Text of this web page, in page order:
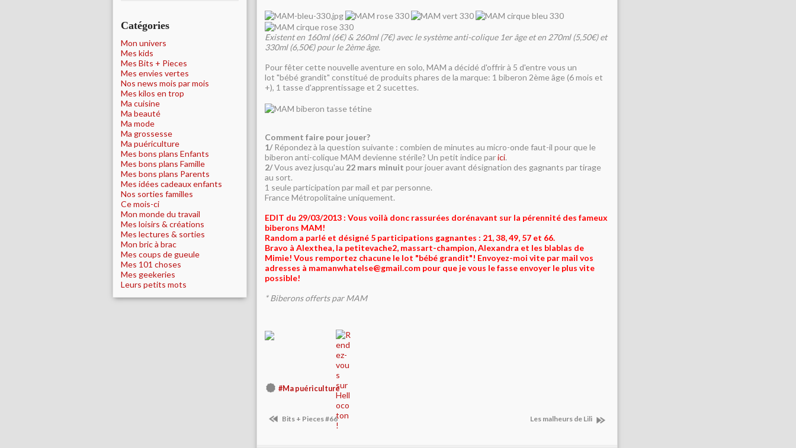
Catégories
Mon univers
Mes kids
Mes Bits + Pieces
Mes envies vertes
Nos news mois par mois
Mes kilos en trop
Ma cuisine
Ma beauté
Ma mode
Ma grossesse
Ma puériculture
Mes bons plans Enfants
Mes bons plans Famille
Mes bons plans Parents
Mes idées cadeaux enfants
Nos sorties familles
Ce mois-ci
Mon monde du travail
Mes loisirs & créations
Mes lectures & sorties
Mon bric à brac
Mes coups de gueule
Mes 101 choses
Mes geekeries
Leurs petits mots
Existent en 160ml (6€) & 260ml (7€) avec le système anti-colique 1er âge et en 270ml (5,50€) et
330ml (6,50€) pour le 2ème âge.
Pour fêter cette nouvelle aventure en solo, MAM a décidé d'offrir à 5 d'entre vous un
lot "bébé grandit" constitué de produits phares de la marque: 1 biberon 2ème âge (6 mois et
+), 1 tasse d'apprentissage et 2 sucettes.
Comment faire pour jouer?
1/Répondez à la question suivante : combien de minutes au micro-onde faut-il pour que le
biberon anti-colique MAM devienne stérile? Un petit indice parici.
2/Vous avez jusqu'au 22 mars minuit pour jouer avant désignation des gagnants par tirage
au sort.
1 seule participation par mail et par personne.
France Métropolitaine uniquement.
EDIT du 29/03/2013 : Vous voilà donc rassurées dorénavant sur la pérennité des fameux
biberons MAM!
Random a parlé et désigné 5 participations gagnantes : 21, 38, 49, 57 et 66.
Bravo à Alexthea, la petitevache2, massart-champion, Alexandra et les blablas de
Mimie! Vous remportez chacune le lot "bébé grandit"! Envoyez-moi vite par mail vos
adresses à mamanwhatelse@gmail.com pour que je vous le fasse envoyer le plus vite
possible!
* Biberons offerts par MAM
#Ma puériculture
Bits + Pieces #66 Les malheurs de Lili